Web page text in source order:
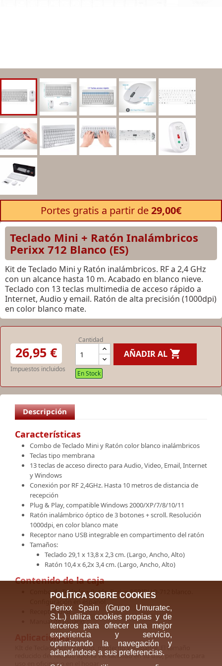
Portes gratis a partir de29,00€
Teclado Mini + Ratón Inalámbricos
Perixx 712 Blanco (ES)
Kit de Teclado Mini y Ratón inalámbricos. RF a 2,4 GHz
con un alcance hasta 10 m. Acabado en blanco nieve.
Teclado con 13 teclas multimedia de acceso rápido a
Internet, Audio y email. Ratón de alta precisión (1000dpi)
en color blanco mate.
26,95 €
Impuestos incluidos
Cantidad
AÑADIR AL 
En Stock
Descripción
Características
Combo de Teclado Mini y Ratón color blanco inalámbricos
Teclas tipo membrana
13 teclas de acceso directo para Audio, Video, Email, Internet
y Windows
Conexión por RF 2,4GHz. Hasta 10 metros de distancia de
recepción
Plug & Play, compatible Windows 2000/XP/7/8/10/11
Ratón inalámbrico óptico de 3 botones + scroll. Resolución
1000dpi, en color blanco mate
Receptor nano USB integrable en compartimento del ratón
Tamaños:
Teclado 29,1 x 13,8 x 2,3 cm. (Largo, Ancho, Alto)
Ratón 10,4 x 6,2x 3,4 cm. (Largo, Ancho, Alto)
Contenido de la caja
Combo de Teclado + Ratón Perixx PERIDUO-712 blanco.
Receptor USB
Manual de usuario
Aplicaciones
KIt de Teclado Mini y Ratón, moderno y elegante. El tamaño
reducido del Teclado aporta versatilidad en su uso, perfecto para
uso en oficinas o en el hogar
POLÍTICA SOBRE COOKIES
Perixx Spain (Grupo Umuratec,
S.L.) utiliza cookies propias y de
terceros para ofrecer una mejor
experiencia y servicio,
optimizando la navegación y
adaptándose a sus preferencias.